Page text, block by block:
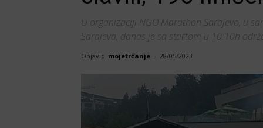
U organizaciji NGO Marathon Sarajevo, u
Sarajeva, danas je sa startom u 10:10h
Objavio mojetrčanje - 28/05/2023